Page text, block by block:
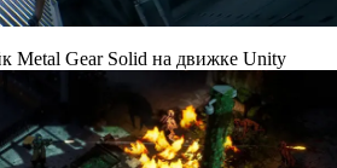
Metal Gear Solid на движке Unity